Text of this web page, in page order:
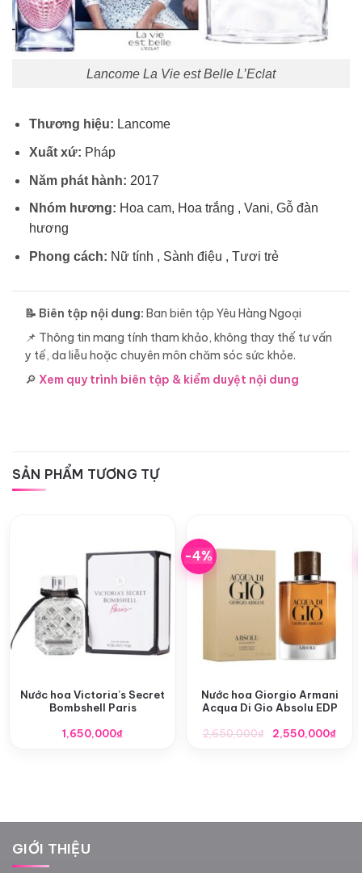
Lancome La Vie est Belle L’Eclat
Thương hiệu: Lancome
Xuất xứ: Pháp
Năm phát hành: 2017
Nhóm hương: Hoa cam, Hoa trắng , Vani, Gỗ đàn
hương
Phong cách: Nữ tính , Sành điệu , Tươi trẻ
📝 Biên tập nội dung: Ban biên tập Yêu Hàng Ngoại
📌 Thông tin mang tính tham khảo, không thay thế tư vấn
y tế, da liễu hoặc chuyên môn chăm sóc sức khỏe.
🔎 Xem quy trình biên tập & kiểm duyệt nội dung
SẢN PHẨM TƯƠNG TỰ
Nước hoa Victoria’s Secret
Bombshell Paris
1,650,000₫
-4%
Nước hoa Giorgio Armani
Acqua Di Gio Absolu EDP
2,650,000₫
Giá
2,550,000₫Giá
GIỚI THIỆU